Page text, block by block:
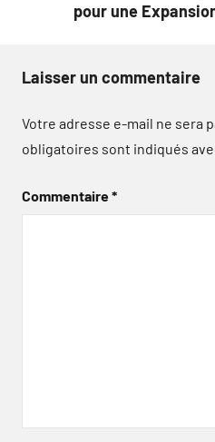
pour une
Laisser un commentaire
Votre adresse e-mail ne sera
obligatoires sont indiqués
Commentaire*